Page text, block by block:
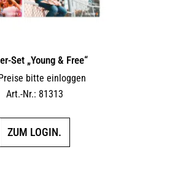
Set „Young & Free“
bitte einloggen
Art.-Nr.: 81313
ZUM LOGIN.